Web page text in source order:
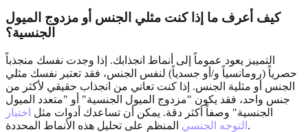
كيف أعرف ما إذا كنت مثلي الجنس أو مزدوج الميول
الجنسية؟
التمييز يعود عموماً إلى أنماط انجذابك. إذا وجدت نفسك منجذباً
حصرياً (رومانسياً و/أو جسدياً) لنفس الجنس، فقد تعتبر نفسك مثلي
الجنس أو مثلية الجنس. إذا كنت تعاني من انجذاب حقيقي لأكثر من
جنس واحد، فقد يكون "مزدوج الميول الجنسية" أو "متعدد الميول
الجنسية" وصفاً أكثر دقة. يمكن أن تساعدك أدوات مثل اختبار
التوجه الجنسي المنظم على تحليل هذه الأنماط المحددة.